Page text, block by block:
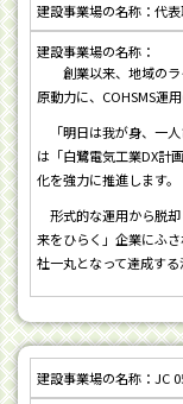
代
創業以来、地域のラ
原動力に、COHSMS運
「明日は我が身、一
は「白鷺電気工業DX計
化を強力に推進します。
形式的な運用から脱
来をひらく」企業にふ
社一丸となって達成する
JC